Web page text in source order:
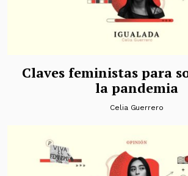
Claves feministas para
la pandemia
Celia Guerrero